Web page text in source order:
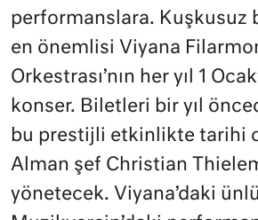
performanslara. Kuşkusuz
en önemlisi Viyana
Orkestrası’nın her yıl 1
konser. Biletleri bir yıl
bu prestijli etkinlikte tarihi
Alman şef Christian
yönetecek. Viyana’daki ünlü